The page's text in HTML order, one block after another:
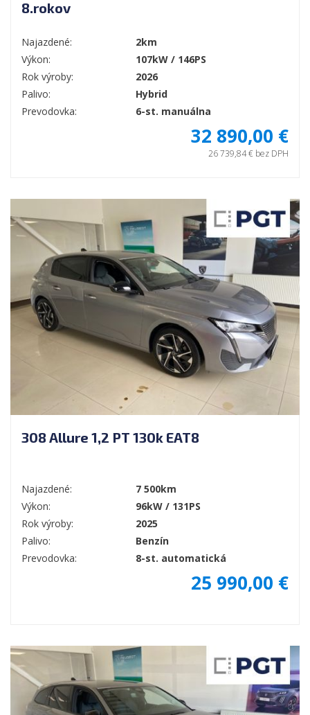
8.rokov
Najazdené:
2km
Výkon:
107kW / 146PS
Rok výroby:
2026
Palivo:
Hybrid
Prevodovka:
6-st. manuálna
32 890,00 €
26 739,84 € bez DPH
308 Allure 1,2 PT 130k EAT8
Najazdené:
7 500km
Výkon:
96kW / 131PS
Rok výroby:
2025
Palivo:
Benzín
Prevodovka:
8-st. automatická
25 990,00 €